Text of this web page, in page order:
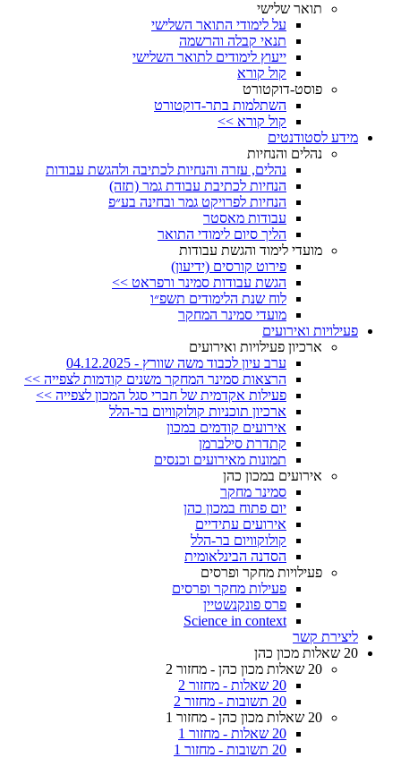
תואר שלישי
על לימודי התואר השלישי
תנאי קבלה והרשמה
ייעוץ לימודים לתואר השלישי
קול קורא
פוסט-דוקטורט
השתלמות בתר-דוקטורט
קול קורא >>
מידע לסטודנטים
נהלים והנחיות
נהלים, עזרה והנחיות לכתיבה ולהגשת עבודות
הנחיות לכתיבת עבודת גמר (תזה)
הנחיות לפרויקט גמר ובחינה בע״פ
עבודות מאסטר
הליך סיום לימודי התואר
מועדי לימוד והגשת עבודות
פירוט קורסים (ידיעון)
הגשת עבודות סמינר ורפראט >>
לוח שנת הלימודים תשפ״ו
מועדי סמינר המחקר
פעילויות ואירועים
ארכיון פעילויות ואירועים
ערב עיון לכבוד משה שוורץ - 04.12.2025
הרצאות סמינר המחקר משנים קודמות לצפייה >>
פעילות אקדמית של חברי סגל המכון לצפייה >>
ארכיון תוכניות קולוקוויום בר-הלל
אירועים קודמים במכון
קתדרת סילברמן
תמונות מאירועים וכנסים
אירועים במכון כהן
סמינר מחקר
יום פתוח במכון כהן
אירועים עתידיים
קולוקוויום בר-הלל
הסדנה הבינלאומית
פעילויות מחקר ופרסים
פעילות מחקר ופרסים
פרס פונקנשטיין
Science in context
ליצירת קשר
20 שאלות מכון כהן
20 שאלות מכון כהן - מחזור 2
20 שאלות - מחזור 2
20 תשובות - מחזור 2
20 שאלות מכון כהן - מחזור 1
20 שאלות - מחזור 1
20 תשובות - מחזור 1